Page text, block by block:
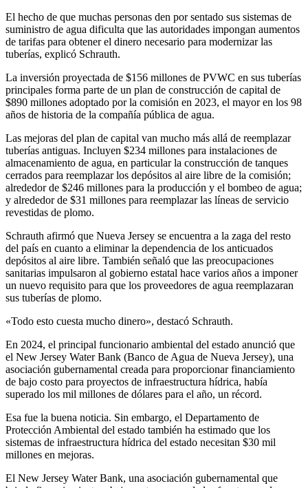
El hecho de que muchas personas den por sentado sus sistemas de
suministro de agua dificulta que las autoridades impongan aumentos
de tarifas para obtener el dinero necesario para modernizar las
tuberías, explicó Schrauth.
La inversión proyectada de $156 millones de PVWC en sus tuberías
principales forma parte de un plan de construcción de capital de
$890 millones adoptado por la comisión en 2023, el mayor en los 98
años de historia de la compañía pública de agua.
Las mejoras del plan de capital van mucho más allá de reemplazar
tuberías antiguas. Incluyen $234 millones para instalaciones de
almacenamiento de agua, en particular la construcción de tanques
cerrados para reemplazar los depósitos al aire libre de la comisión;
alrededor de $246 millones para la producción y el bombeo de agua;
y alrededor de $31 millones para reemplazar las líneas de servicio
revestidas de plomo.
Schrauth afirmó que Nueva Jersey se encuentra a la zaga del resto
del país en cuanto a eliminar la dependencia de los anticuados
depósitos al aire libre. También señaló que las preocupaciones
sanitarias impulsaron al gobierno estatal hace varios años a imponer
un nuevo requisito para que los proveedores de agua reemplazaran
sus tuberías de plomo.
«Todo esto cuesta mucho dinero», destacó Schrauth.
En 2024, el principal funcionario ambiental del estado anunció que
el New Jersey Water Bank (Banco de Agua de Nueva Jersey), una
asociación gubernamental creada para proporcionar financiamiento
de bajo costo para proyectos de infraestructura hídrica, había
superado los mil millones de dólares para el año, un récord.
Esa fue la buena noticia. Sin embargo, el Departamento de
Protección Ambiental del estado también ha estimado que los
sistemas de infraestructura hídrica del estado necesitan $30 mil
millones en mejoras.
El New Jersey Water Bank, una asociación gubernamental que